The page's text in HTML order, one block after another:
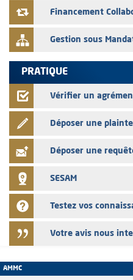
le mois de Juin 2026
Financement
Gestion sous
PRATIQUE
Vérifier un
Déposer une plainte
Déposer une
SESAM
Testez vos
Votre avis nous
AMMC